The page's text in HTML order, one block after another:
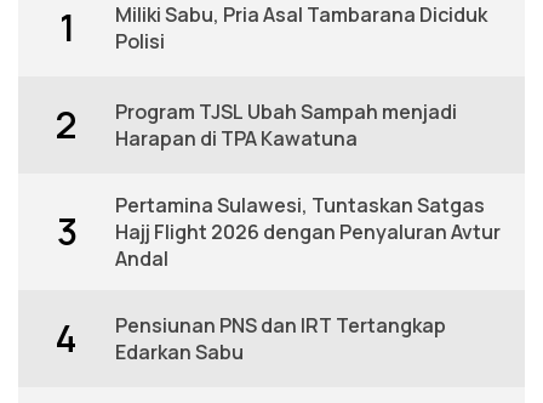
1
Miliki Sabu, Pria Asal Tambarana Diciduk
Polisi
2
Program TJSL Ubah Sampah menjadi
Harapan di TPA Kawatuna
3
Pertamina Sulawesi, Tuntaskan Satgas
Hajj Flight 2026 dengan Penyaluran Avtur
Andal
4
Pensiunan PNS dan IRT Tertangkap
Edarkan Sabu